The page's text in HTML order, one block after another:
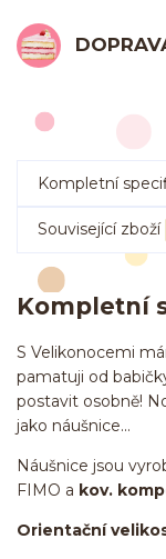
Kompletní
Související zboží
Kompletní
S Velikonocemi
pamatuji od
postavit osobně!
jako náušnice...
Náušnice jsou
FIMO a kov.
Orientační